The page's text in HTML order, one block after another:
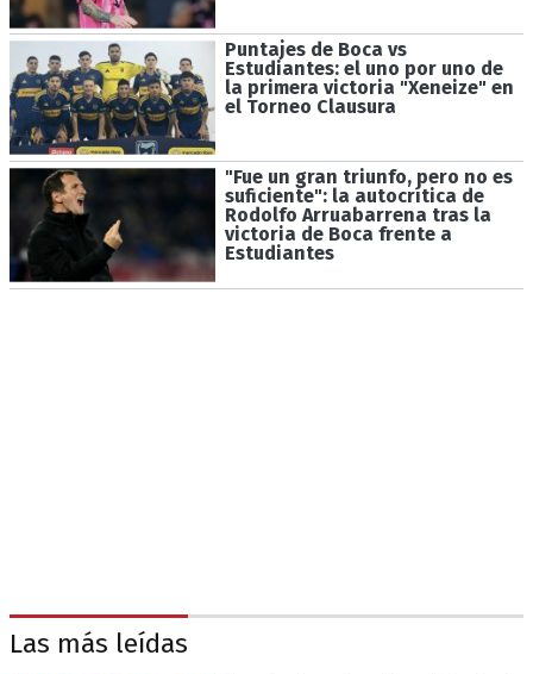
Puntajes de Boca vs
Estudiantes: el uno por uno de
la primera victoria "Xeneize" en
el Torneo Clausura
"Fue un gran triunfo, pero no es
suficiente": la autocrítica de
Rodolfo Arruabarrena tras la
victoria de Boca frente a
Estudiantes
Las más leídas